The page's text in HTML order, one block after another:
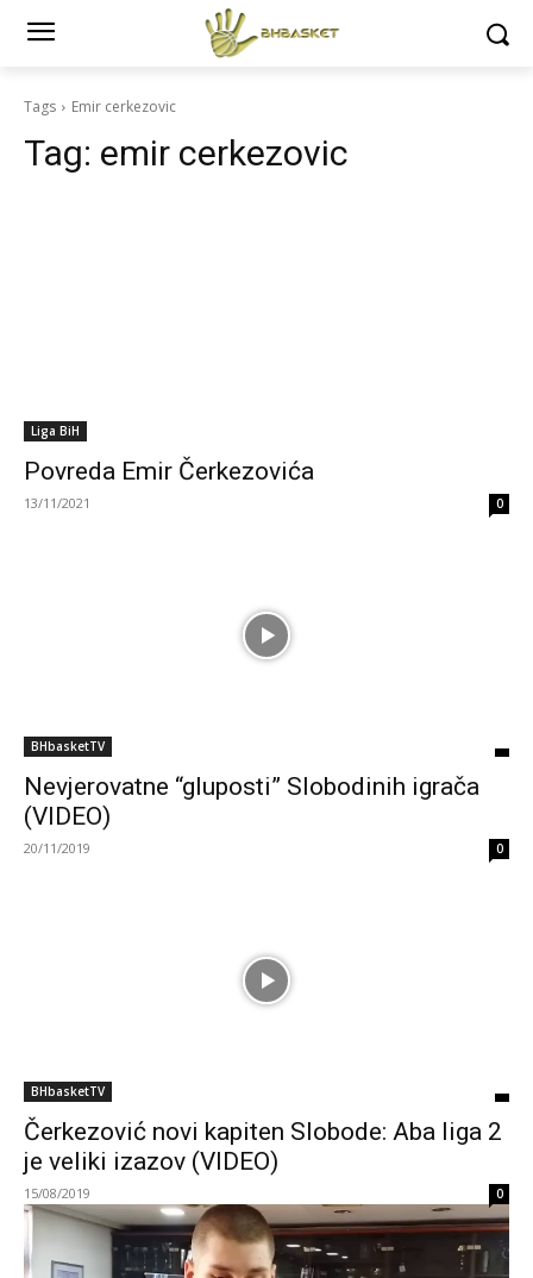
Tags Emir cerkezovic
Tag: emir cerkezovic
Liga BiH
Povreda Emir Čerkezovića
13/11/2021 0
BHbasketTV
Nevjerovatne “gluposti” Slobodinih igrača
(VIDEO)
20/11/2019 0
BHbasketTV
Čerkezović novi kapiten Slobode: Aba liga 2
je veliki izazov (VIDEO)
15/08/2019 0